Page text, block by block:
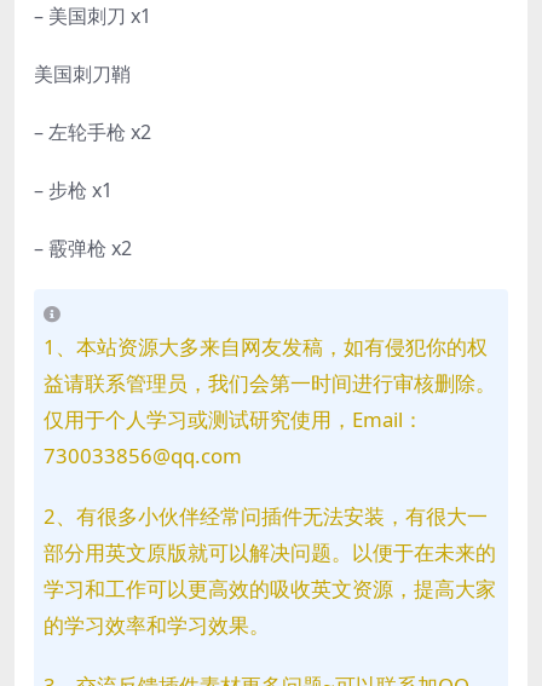
– 美国刺刀 x1
美国刺刀鞘
– 左轮手枪 x2
– 步枪 x1
– 霰弹枪 x2
1、本站资源大多来自网友发稿，如有侵犯你的权
益请联系管理员，我们会第一时间进行审核删除。
仅用于个人学习或测试研究使用，Email：
730033856@qq.com
2、有很多小伙伴经常问插件无法安装，有很大一
部分用英文原版就可以解决问题。以便于在未来的
学习和工作可以更高效的吸收英文资源，提高大家
的学习效率和学习效果。